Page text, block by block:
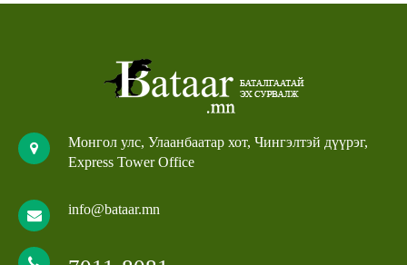
Монгол улс, Улаанбаатар хот, Чингэлтэй дүүрэг,
Express Tower Office
info@bataar.mn